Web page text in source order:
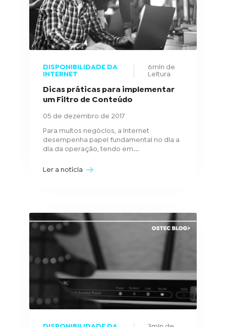
DISPONIBILIDADE DA
INTERNET
6min de
Leitura
Dicas práticas para implementar
um Filtro de Conteúdo
05 de dezembro de 2017
Para muitos negócios, a internet
desempenha papel fundamental no dia a
dia da operação, tendo em...
Ler a notícia